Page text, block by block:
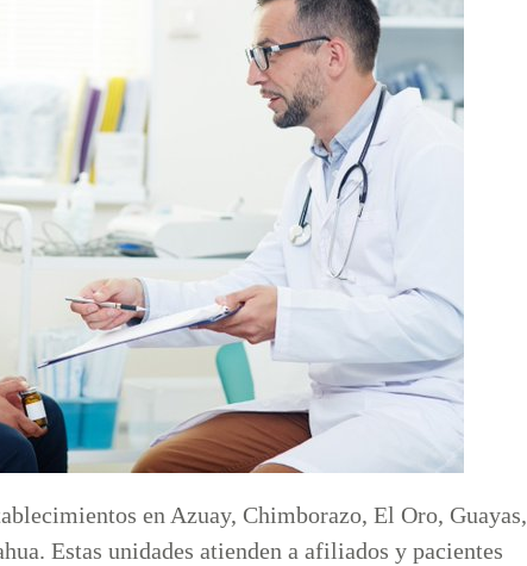
en Azuay, Chimborazo, El Oro, Guayas,
Estas unidades atienden a afiliados y pacientes